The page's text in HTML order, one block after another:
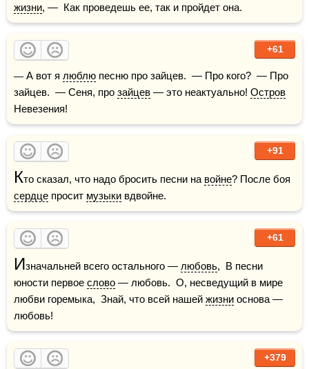
жизни, —  Как проведешь ее, так и пройдет она.
+61
— А вот я люблю песню про зайцев.  — Про кого?  — Про
зайцев.  — Сеня, про зайцев — это неактуально! Остров
Невезения!
+91
Кто сказал, что надо бросить песни на войне
сердце просит музыки вдвойне.
+61
Изначальней всего остального — любовь,  В песни
юности первое слово — любовь.  О, несведущий в мире
любви горемыка,  Знай, что всей нашей жизни основа —
любовь!
+379